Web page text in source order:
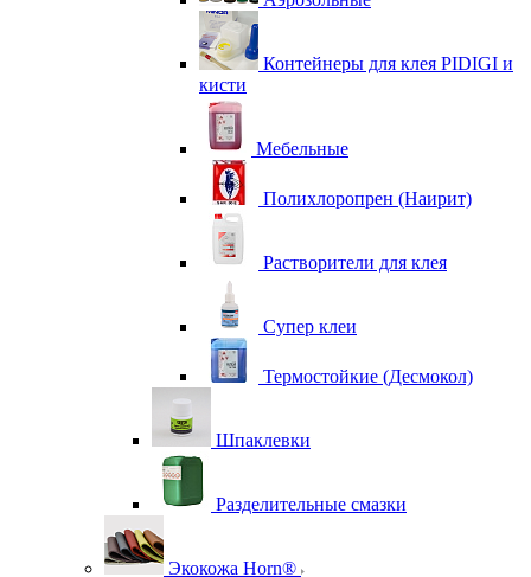
Контейнеры для клея PIDIGI и
кисти
Мебельные
Полихлоропрен (Наирит)
Растворители для клея
Супер клеи
Термостойкие (Десмокол)
Шпаклевки
Разделительные смазки
Экокожа Horn®